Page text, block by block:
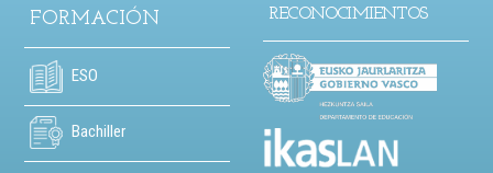
FORMACIÓN
ESO
Bachiller
RECONOCIMIENTOS